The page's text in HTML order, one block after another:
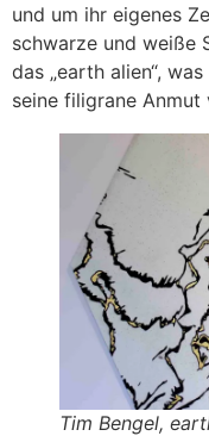
und um ihr eigenes
schwarze und weiße
das „earth alien“,
seine filigrane Anmut
Tim Bengel,